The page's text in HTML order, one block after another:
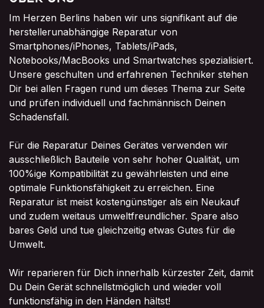
Im Herzen Berlins haben wir uns signifikant auf die
herstellerunabhängige Reparatur von
Smartphones/iPhones, Tablets/iPads,
Notebooks/MacBooks und Smartwatches spezialisiert.
Unsere geschulten und erfahrenen Techniker stehen
Dir bei allen Fragen rund um dieses Thema zur Seite
und prüfen individuell und fachmännisch Deinen
Schadensfall.
Für die Reparatur Deines Gerätes verwenden wir
ausschließlich Bauteile von sehr hoher Qualität, um
100%ige Kompatibilität zu gewährleisten und eine
optimale Funktionsfähigkeit zu erreichen. Eine
Reparatur ist meist kostengünstiger als ein Neukauf
und zudem weitaus umweltfreundlicher. Spare also
bares Geld und tue gleichzeitig etwas Gutes für die
Umwelt.
Wir reparieren für Dich innerhalb kürzester Zeit, damit
Du Dein Gerät schnellstmöglich und wieder voll
funktionsfähig in den Händen hältst!